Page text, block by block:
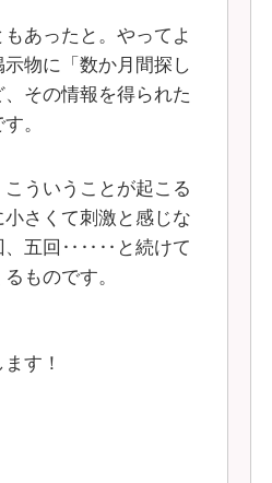
あったと。やってよ
物に「数か月間探し
その情報を得られた
。
ういうことが起こる
さくて刺激と感じな
、五回‥‥‥と続けて
ものです。
す！